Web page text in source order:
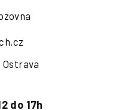
Ostrava
do 17h